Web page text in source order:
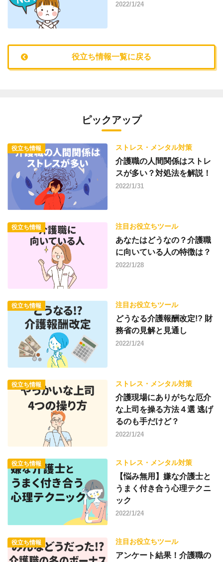
2022/1/24
役立ち情報一覧に戻る
ピックアップ
役立ち情報 ストレス・メンタル対策
介護職の人間関係はストレ
スが多い？対処法を解説！
2022/1/31
役立ち情報 注目お役立ちツール
あなたはどうなの？介護職
に向いている人の特徴は？
2022/1/28
役立ち情報 注目お役立ちツール
どうなる介護報酬改定!? 財
務省の見解と見通し
2022/1/24
役立ち情報 ストレス・メンタル対策
介護現場にありがちな厄介
な上司を操る方法４選 逃げ
るのも手だけど？
2022/1/24
役立ち情報 ストレス・メンタル対策
【悩み無用】嫌な介護士と
うまく付き合う心理テクニ
ック
2022/1/24
役立ち情報 注目お役立ちツール
アンケート結果！介護職の